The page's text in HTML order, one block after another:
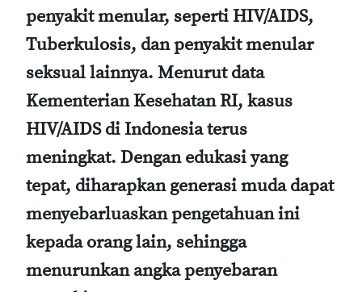
penyakit menular, seperti HIV/AIDS,
Tuberkulosis, dan penyakit menular
seksual lainnya. Menurut data
Kementerian Kesehatan RI, kasus
HIV/AIDS di Indonesia terus
meningkat. Dengan edukasi yang
tepat, diharapkan generasi muda dapat
menyebarluaskan pengetahuan ini
kepada orang lain, sehingga
menurunkan angka penyebaran